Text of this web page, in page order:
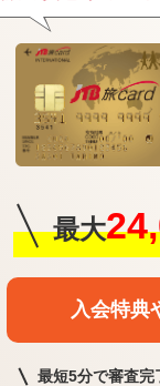
最大
入会特典
最短5分で審査完